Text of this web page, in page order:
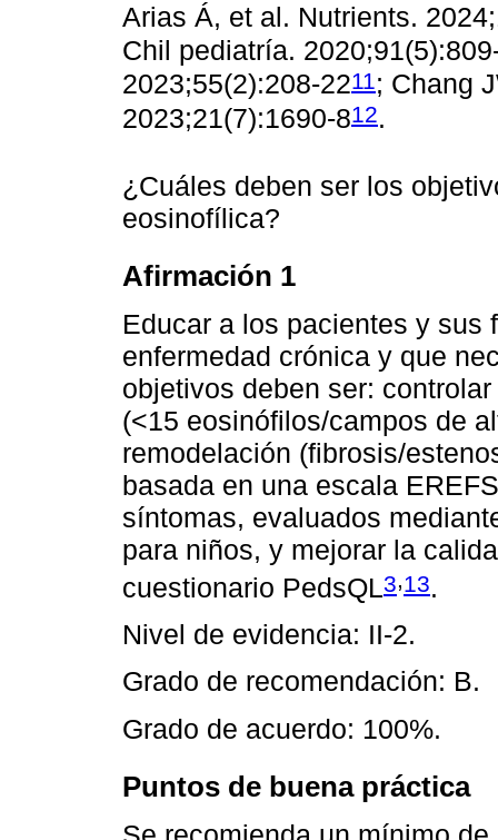
Arias Á, et al. Nutrients.
Chil pediatría.
2023;55(2):208-2211 ; Chang
2023;21(7):1690-812.
¿Cuáles deben ser los
eosinofílica?
Afirmación 1
Educar a los pacientes y sus
enfermedad crónica y que
objetivos deben ser:
(<15 eosinófilos/campos de
remodelación (fibrosis/
basada en una escala
síntomas, evaluados
para niños, y mejorar la
cuestionario PedsQL3,13.
Nivel de evidencia: II-2.
Grado de recomendación: B.
Grado de acuerdo: 100%.
Puntos de buena práctica